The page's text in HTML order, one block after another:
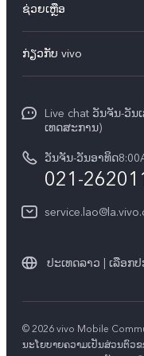
ທຸກໂມເດວ
ຊ່ວຍເຫຼືອ
ສູນບໍລິການ
Funtouch OS
ການພິສູດຢືນຢັນ IMEI
ກວດສອບລາຄາອຸປະກອນເ
ການອັບເດດລະບົບ
ກ່ຽວກັບ vivo
ແຈ້ງ​ການ​ທາງ​ກົດ​ໝາຍ
ສູນຄວາມເປັນສ່ວນຕົວ vivo
ຄວາມຍືນຍົງ
Live chat ວັນຈັນ-ວັນ
ເທດສະການ)
ວັນຈັນ-ວັນອາທິດ
021-
ປະເທດລາວ | ເລືອກ
© 2026 vivo Mobile
ນະ​ໂຍ​ບາຍ​ຄວາມ​ເປັນ​ສ່ວນ​ຕົວ​ຂ